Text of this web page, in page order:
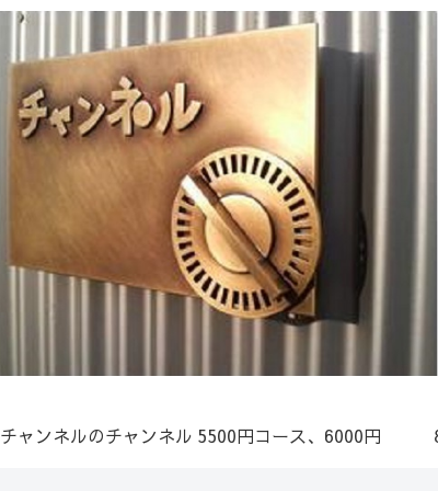
チャンネルのチャンネル 5500円コース、6000円